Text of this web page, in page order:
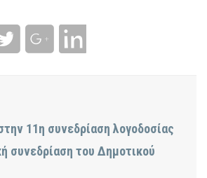
11η συνεδρίαση λογοδοσίας
συνεδρίαση του Δημοτικού